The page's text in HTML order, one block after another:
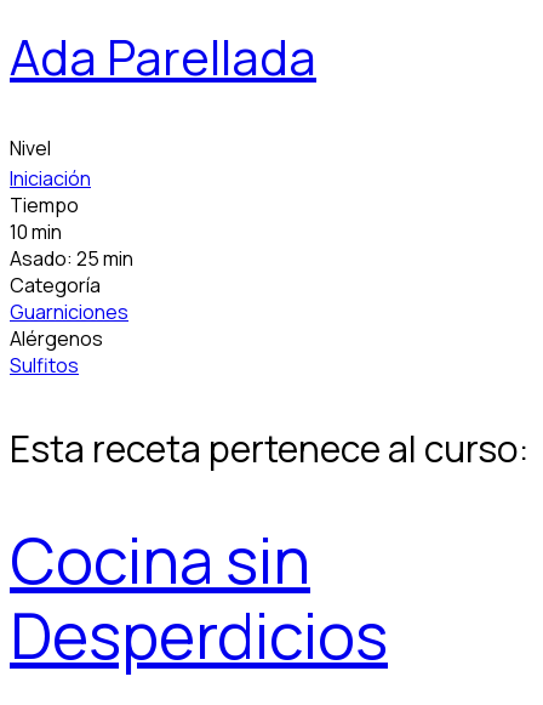
Ada Parellada
Nivel
Iniciación
Tiempo
10 min
Asado: 25 min
Categoría
Guarniciones
Alérgenos
Sulfitos
Esta receta pertenece al curso:
Cocina sin
Desperdicios